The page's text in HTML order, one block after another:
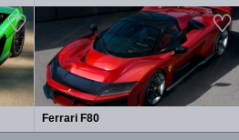
Ferrari F80